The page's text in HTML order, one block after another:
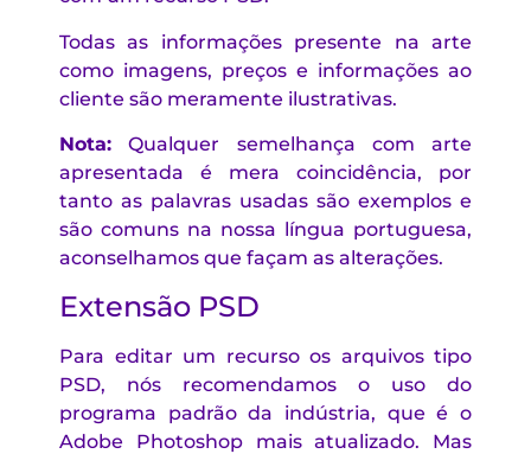
Todas as informações presente na arte
como imagens, preços e informações ao
cliente são meramente ilustrativas.
Nota: Qualquer semelhança com arte
apresentada é mera coincidência, por
tanto as palavras usadas são exemplos e
são comuns na nossa língua portuguesa,
aconselhamos que façam as alterações.
Extensão PSD
Para editar um recurso os arquivos tipo
PSD, nós recomendamos o uso do
programa padrão da indústria, que é o
Adobe Photoshop mais atualizado. Mas